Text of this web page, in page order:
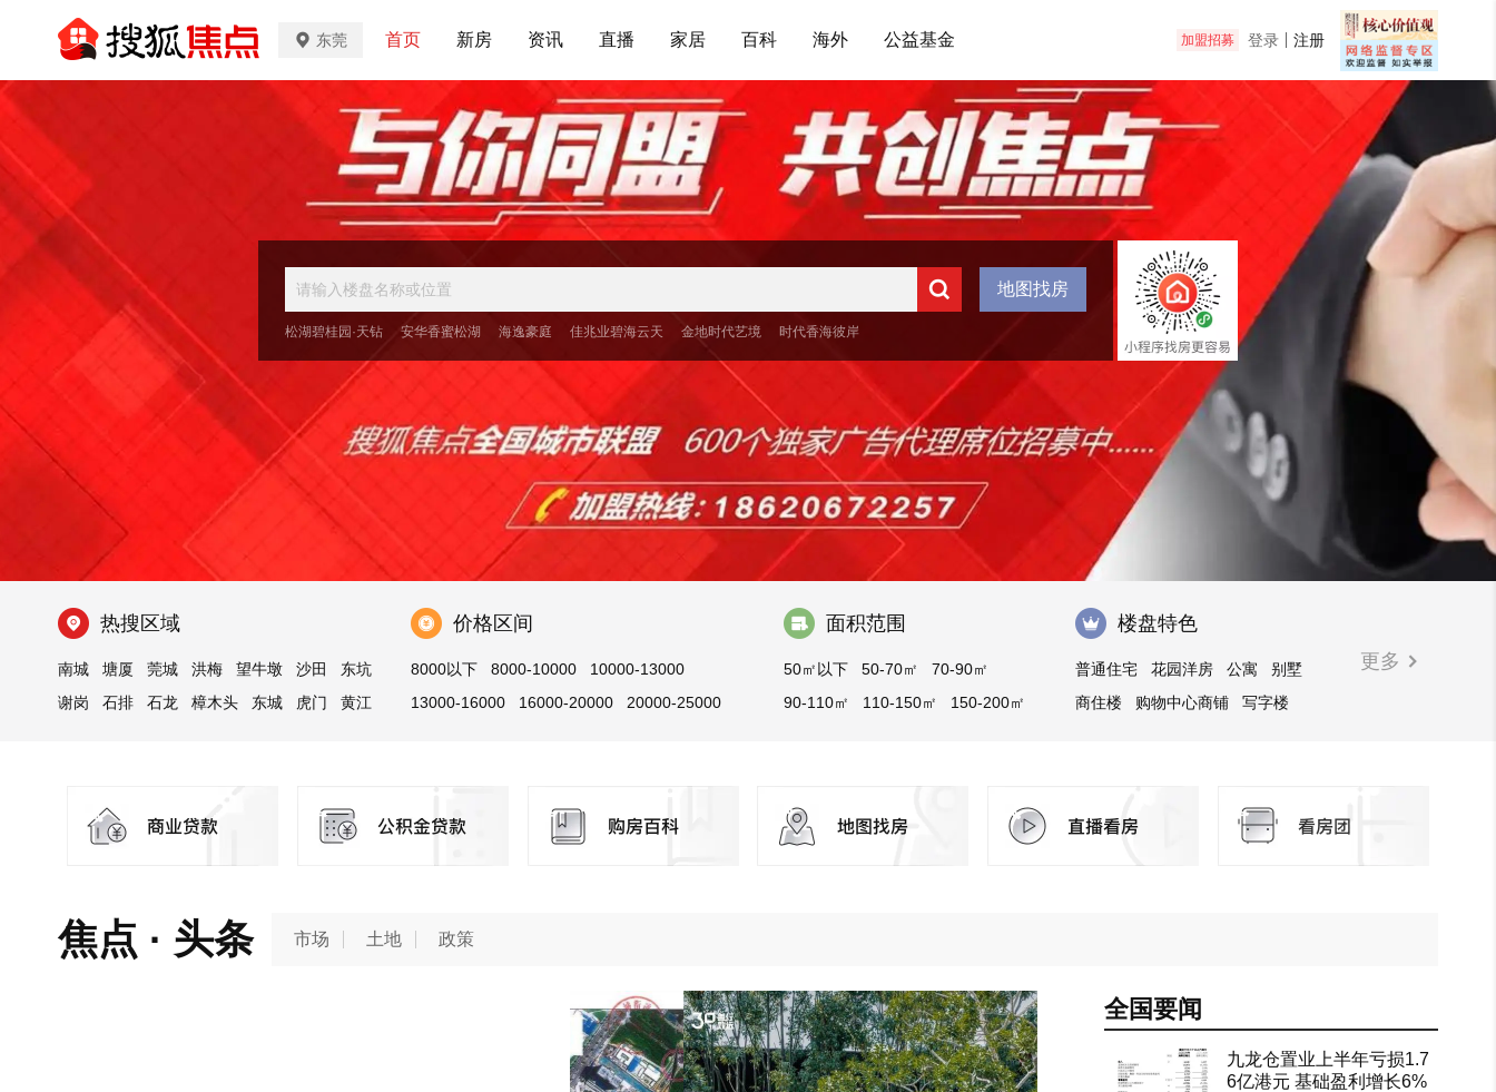
东莞 首页 新房 资讯 直播 家居 百科 海外 公益基金 加盟招募 登录 注册
地图找房
松湖碧桂园·天钻 安华香蜜松湖 海逸豪庭 佳兆业碧海云天 金地时代艺境 时代香海彼岸
热搜区域
南城 塘厦 莞城 洪梅 望牛墩 沙田
东坑
谢岗
石排 石龙 樟木头 东城 虎门
黄江
价格区间
8000以下 8000-10000
10000-13000
13000-16000
16000-20000
20000-25000
面积范围
50㎡以下 50-70㎡
70-90㎡
90-110㎡
110-150㎡
150-200㎡
楼盘特色
普通住宅 花园洋房 公寓
别墅
商住楼
购物中心商铺
写字楼
更多
焦点 · 头条 市场 土地 政策
全国要闻
九龙仓置业上半年亏损1.7
6亿港元 基础盈利增长6%